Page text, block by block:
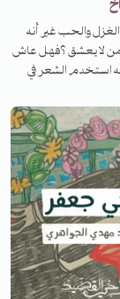
على النقيض من الشائع فقد غابت عن شعر المتنبي قصائد الغزل والحب غير أنه
لا يعشق ؟فهل عاش
استخدم الشعر في